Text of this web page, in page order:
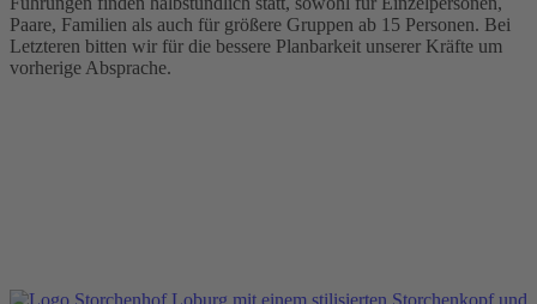
Paare, Familien als auch für größere Gruppen ab 15 Personen. Bei
Letzteren bitten wir für die bessere Planbarkeit unserer Kräfte um
vorherige Absprache.